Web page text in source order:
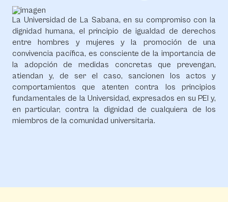
La Universidad de La Sabana, en su compromiso con la
dignidad humana, el principio de igualdad de derechos
entre hombres y mujeres y la promoción de una
convivencia pacífica, es consciente de la importancia de
la adopción de medidas concretas que prevengan,
atiendan y, de ser el caso, sancionen los actos y
comportamientos que atenten contra los principios
fundamentales de la Universidad, expresados en su PEI y,
en particular, contra la dignidad de cualquiera de los
miembros de la comunidad universitaria.